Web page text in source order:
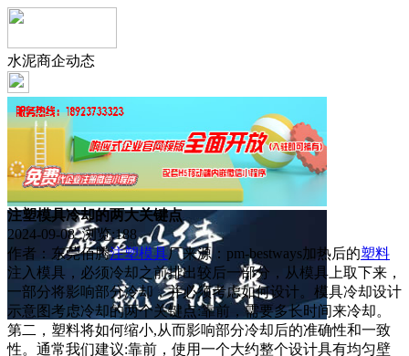
水泥商企动态
注塑模具冷却的两大关键点
2024-09-08 浏览:188
作者：东莞佰腾注塑模具厂来源：pm-bestways加热后的塑料
注入模具，必须冷却之前排出较后一部分，从模具上取下来，
一部分将影响部分冷却，并必须考虑如何设计。模具冷却设计
示意图考虑冷却的两个关键点:靠前，需要多长时间来冷却。
第二，塑料将如何缩小,从而影响部分冷却后的准确性和一致
性。通常我们建议:靠前，使用一个大约整个设计具有均匀壁